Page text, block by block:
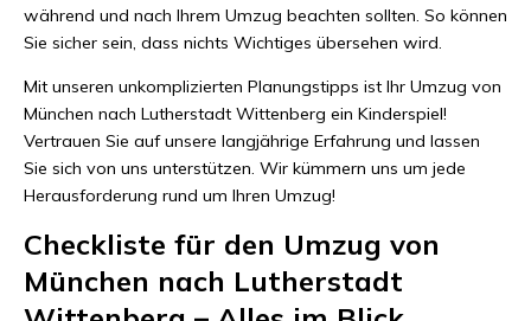
während und nach Ihrem Umzug beachten sollten. So können
Sie sicher sein, dass nichts Wichtiges übersehen wird.
Mit unseren unkomplizierten Planungstipps ist Ihr Umzug von
München nach Lutherstadt Wittenberg ein Kinderspiel!
Vertrauen Sie auf unsere langjährige Erfahrung und lassen
Sie sich von uns unterstützen. Wir kümmern uns um jede
Herausforderung rund um Ihren Umzug!
Checkliste für den Umzug von
München nach Lutherstadt